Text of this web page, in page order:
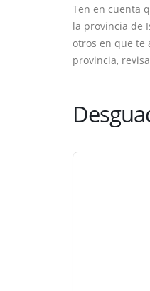
Ten en cuenta
la provincia de
otros en que te
provincia,